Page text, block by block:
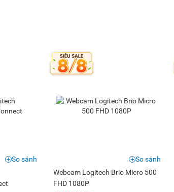
So sánh
Webcam Logitech Brio Micro 500
FHD 1080P
So sánh